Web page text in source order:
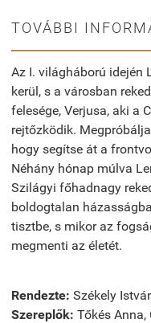
TOVÁBBI
Az I. világháború idején
kerül, s a városban
felesége, Verjusa, aki a
rejtőzködik.
hogy segítse át a
Néhány hónap múlva
Szilágyi főhadnagy
boldogtalan
tisztbe, s mikor az
megmenti az életét.
Rendezte: Székely
Szereplők: Tőkés Anna,